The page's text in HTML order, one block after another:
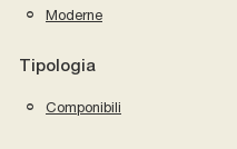
Moderne
Tipologia
Componibili